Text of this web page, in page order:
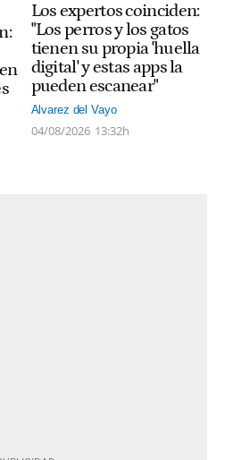
Los expertos coinciden:
"Los perros y los gatos
tienen su propia 'huella
digital' y estas apps la
pueden escanear"
Alvarez del Vayo
04/08/2026 13:32h